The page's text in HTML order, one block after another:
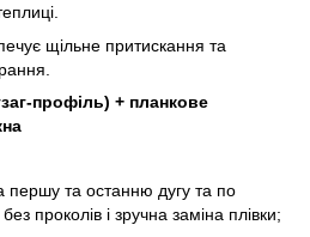
щільне притискання та
+ планкове
першу та останню дугу та по
проколів і зручна заміна плівки;